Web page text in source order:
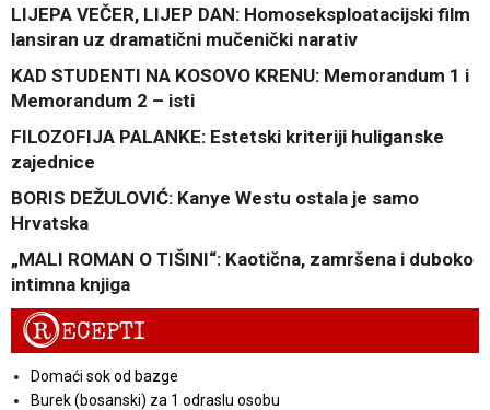
LIJEPA VEČER, LIJEP DAN: Homoseksploatacijski film
lansiran uz dramatični mučenički narativ
KAD STUDENTI NA KOSOVO KRENU: Memorandum 1 i
Memorandum 2 – isti
FILOZOFIJA PALANKE: Estetski kriteriji huliganske
zajednice
BORIS DEŽULOVIĆ: Kanye Westu ostala je samo
Hrvatska
„MALI ROMAN O TIŠINI“: Kaotična, zamršena i duboko
intimna knjiga
RECEPTI
Domaći sok od bazge
Burek (bosanski) za 1 odraslu osobu